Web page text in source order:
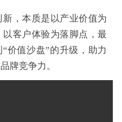
，本质是以产业价值为
客户体验为落脚点，最
价值沙盘”的升级，助力
牌竞争力。